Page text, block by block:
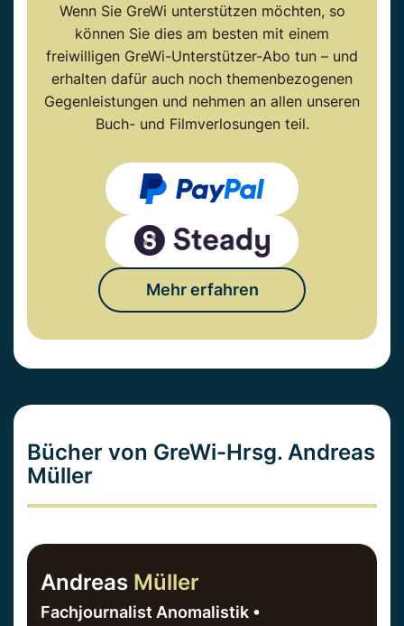
Wenn Sie GreWi unterstützen möchten, so
können Sie dies am besten mit einem
freiwilligen GreWi-Unterstützer-Abo tun – und
erhalten dafür auch noch themenbezogenen
Gegenleistungen und nehmen an allen unseren
Buch- und Filmverlosungen teil.
Mehr erfahren
Bücher von GreWi-Hrsg. Andreas
Müller
Andreas Müller
Fachjournalist Anomalistik •